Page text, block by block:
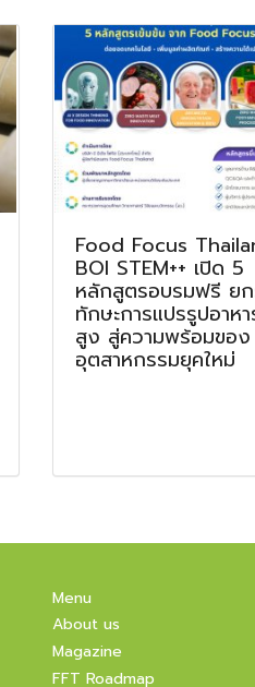
Food Focus
BOI STEM++ เปิด 5
หลักสูตรอบรมฟรี ยก
ทักษะการแปรรูปอาห
สูง สู่ความพร้อมของ
อุตสาหกรรมยุคใหม่
Menu
About us
Magazine
FFT Roadmap